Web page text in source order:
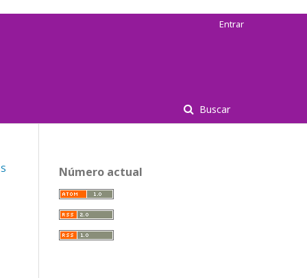
Buscar
Entrar
Número actual